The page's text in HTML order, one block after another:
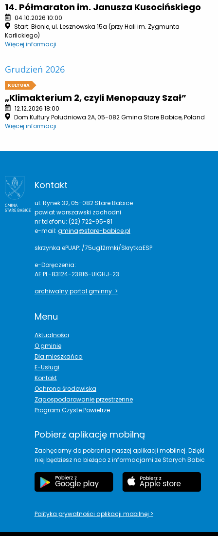
14. Półmaraton im. Janusza Kusocińskiego
04.10.2026 10:00
Start: Błonie, ul. Lesznowska 15a (przy Hali im. Zygmunta
Karlickiego)
Więcej informacji
Grudzień 2026
KULTURA
„Klimakterium 2, czyli Menopauzy Szał”
12.12.2026 18:00
Dom Kultury Południowa 2A, 05-082 Gmina Stare Babice, Poland
Więcej informacji
Kontakt
ul. Rynek 32, 05-082 Stare Babice
powiat warszawski zachodni
nr telefonu: (22) 722-95-81
e-mail: gmina@stare-babice.pl
skrzynka ePUAP: /75ug12rmki/SkrytkaESP
e-Doręczenia:
AE:PL-83124-23816-UIGHJ-23
archiwalny portal gminny >
Menu
Aktualności
O gminie
Dla mieszkańca
E-Usługi
Kontakt
Ochrona środowiska
Zagospodarowanie przestrzenne
Program Czyste Powietrze
Pobierz aplikację mobilną
Zachęcamy do pobrania naszej aplikacji mobilnej. Dzięki
niej będziesz na bieżąco z informacjami ze Starych Babic
Polityka prywatności aplikacji mobilnej >